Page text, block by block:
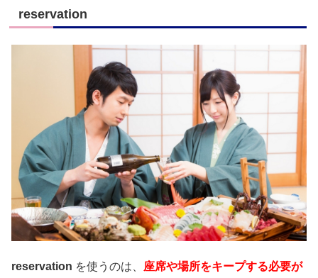
reservation
reservation を使うのは、 座席や場所をキープする必要が